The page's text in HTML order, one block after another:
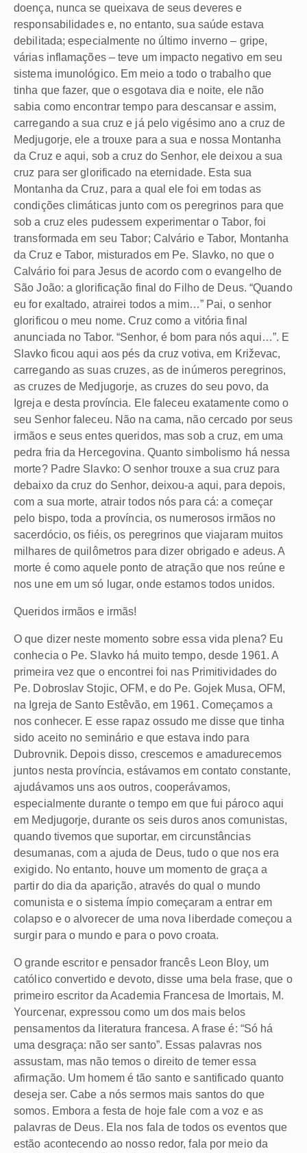
doença, nunca se queixava de seus deveres e
responsabilidades e, no entanto, sua saúde estava
debilitada; especialmente no último inverno – gripe,
várias inflamações – teve um impacto negativo em seu
sistema imunológico. Em meio a todo o trabalho que
tinha que fazer, que o esgotava dia e noite, ele não
sabia como encontrar tempo para descansar e assim,
carregando a sua cruz e já pelo vigésimo ano a cruz de
Medjugorje, ele a trouxe para a sua e nossa Montanha
da Cruz e aqui, sob a cruz do Senhor, ele deixou a sua
cruz para ser glorificado na eternidade. Esta sua
Montanha da Cruz, para a qual ele foi em todas as
condições climáticas junto com os peregrinos para que
sob a cruz eles pudessem experimentar o Tabor, foi
transformada em seu Tabor; Calvário e Tabor, Montanha
da Cruz e Tabor, misturados em Pe. Slavko, no que o
Calvário foi para Jesus de acordo com o evangelho de
São João: a glorificação final do Filho de Deus. “Quando
eu for exaltado, atrairei todos a mim…” Pai, o senhor
glorificou o meu nome. Cruz como a vitória final
anunciada no Tabor. “Senhor, é bom para nós aqui…”. E
Slavko ficou aqui aos pés da cruz votiva, em Križevac,
carregando as suas cruzes, as de inúmeros peregrinos,
as cruzes de Medjugorje, as cruzes do seu povo, da
Igreja e desta província. Ele faleceu exatamente como o
seu Senhor faleceu. Não na cama, não cercado por seus
irmãos e seus entes queridos, mas sob a cruz, em uma
pedra fria da Hercegovina. Quanto simbolismo há nessa
morte? Padre Slavko: O senhor trouxe a sua cruz para
debaixo da cruz do Senhor, deixou-a aqui, para depois,
com a sua morte, atrair todos nós para cá: a começar
pelo bispo, toda a província, os numerosos irmãos no
sacerdócio, os fiéis, os peregrinos que viajaram muitos
milhares de quilômetros para dizer obrigado e adeus. A
morte é como aquele ponto de atração que nos reúne e
nos une em um só lugar, onde estamos todos unidos.
Queridos irmãos e irmãs!
O que dizer neste momento sobre essa vida plena? Eu
conhecia o Pe. Slavko há muito tempo, desde 1961. A
primeira vez que o encontrei foi nas Primitividades do
Pe. Dobroslav Stojic, OFM, e do Pe. Gojek Musa, OFM,
na Igreja de Santo Estêvão, em 1961. Começamos a
nos conhecer. E esse rapaz ossudo me disse que tinha
sido aceito no seminário e que estava indo para
Dubrovnik. Depois disso, crescemos e amadurecemos
juntos nesta província, estávamos em contato constante,
ajudávamos uns aos outros, cooperávamos,
especialmente durante o tempo em que fui pároco aqui
em Medjugorje, durante os seis duros anos comunistas,
quando tivemos que suportar, em circunstâncias
desumanas, com a ajuda de Deus, tudo o que nos era
exigido. No entanto, houve um momento de graça a
partir do dia da aparição, através do qual o mundo
comunista e o sistema ímpio começaram a entrar em
colapso e o alvorecer de uma nova liberdade começou a
surgir para o mundo e para o povo croata.
O grande escritor e pensador francês Leon Bloy, um
católico convertido e devoto, disse uma bela frase, que o
primeiro escritor da Academia Francesa de Imortais, M.
Yourcenar, expressou como um dos mais belos
pensamentos da literatura francesa. A frase é: “Só há
uma desgraça: não ser santo”. Essas palavras nos
assustam, mas não temos o direito de temer essa
afirmação. Um homem é tão santo e santificado quanto
deseja ser. Cabe a nós sermos mais santos do que
somos. Embora a festa de hoje fale com a voz e as
palavras de Deus. Ela nos fala de todos os eventos que
estão acontecendo ao nosso redor, fala por meio da